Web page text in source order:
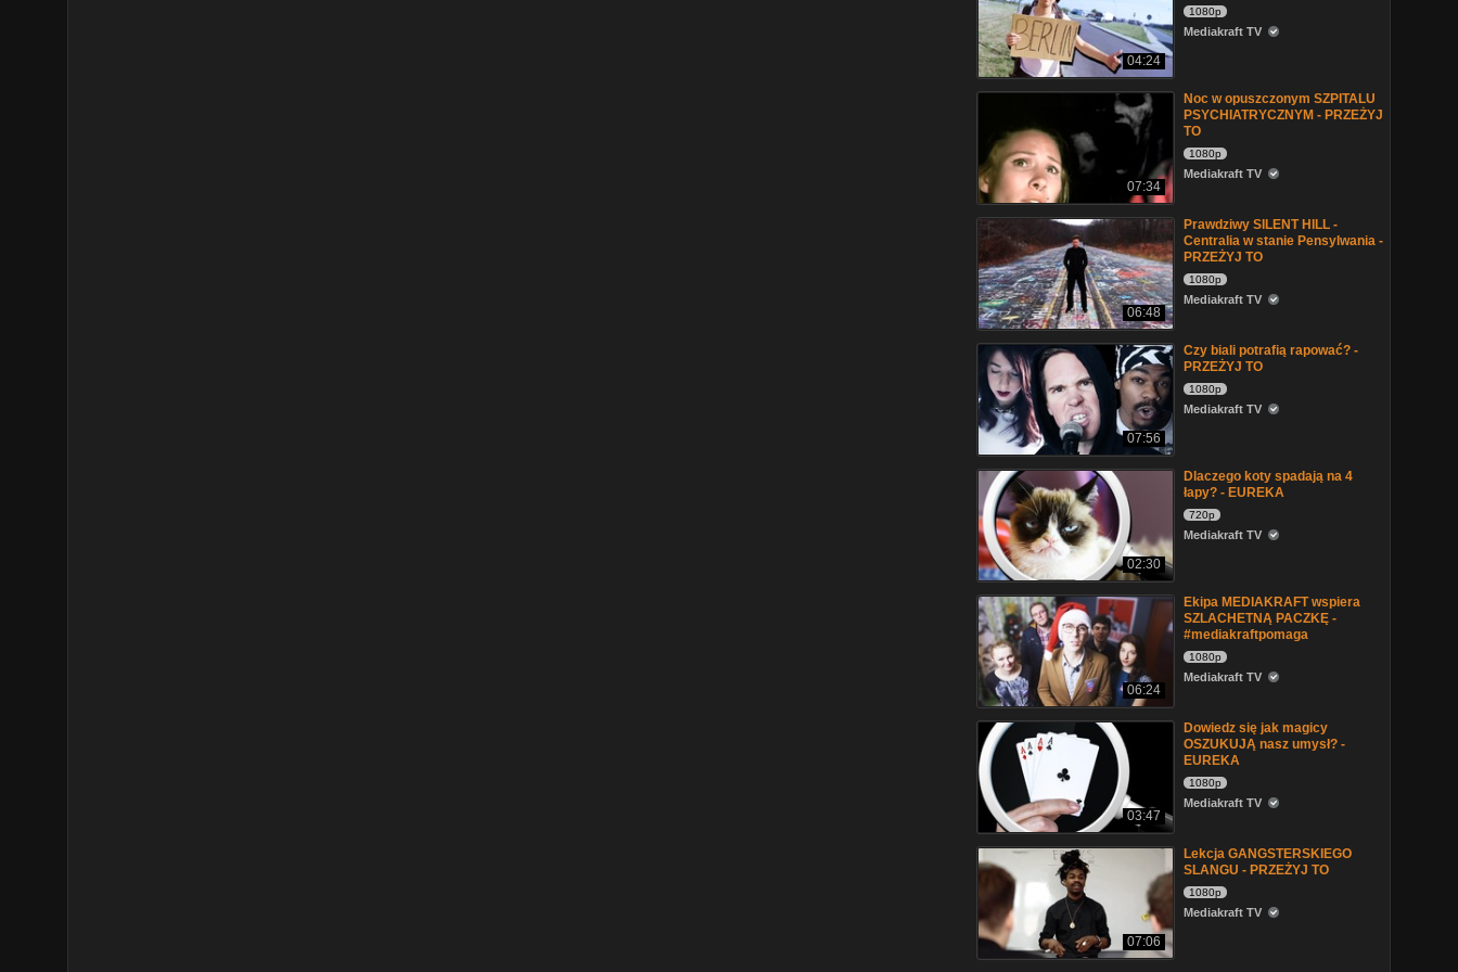
04:24
1080p
Mediakraft TV
07:34
Noc w opuszczonym SZPITALU
PSYCHIATRYCZNYM - PRZEŻYJ
TO
1080p
Mediakraft TV
06:48
Prawdziwy SILENT HILL -
Centralia w stanie Pensylwania -
PRZEŻYJ TO
1080p
Mediakraft TV
07:56
Czy biali potrafią rapować? -
PRZEŻYJ TO
1080p
Mediakraft TV
02:30
Dlaczego koty spadają na 4
łapy? - EUREKA
720p
Mediakraft TV
06:24
Ekipa MEDIAKRAFT wspiera
SZLACHETNĄ PACZKĘ -
#mediakraftpomaga
1080p
Mediakraft TV
03:47
Dowiedz się jak magicy
OSZUKUJĄ nasz umysł? -
EUREKA
1080p
Mediakraft TV
07:06
Lekcja GANGSTERSKIEGO
SLANGU - PRZEŻYJ TO
1080p
Mediakraft TV